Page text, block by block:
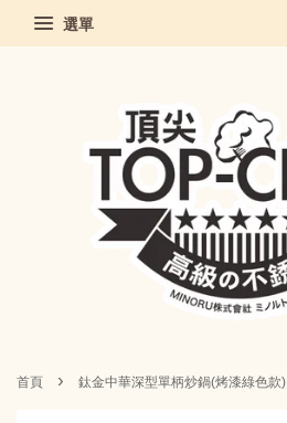
選單
首頁 › 鈦金中華深型單柄炒鍋(烤漆綠色款)